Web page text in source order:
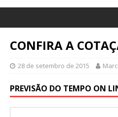
CONFIRA A
28 de setembro de 2015
PREVISÃO DO TEMPO ON